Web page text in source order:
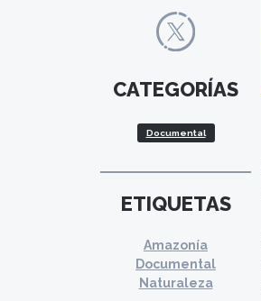
CATEGORÍAS
Documental
ETIQUETAS
Amazonía
Documental
Naturaleza